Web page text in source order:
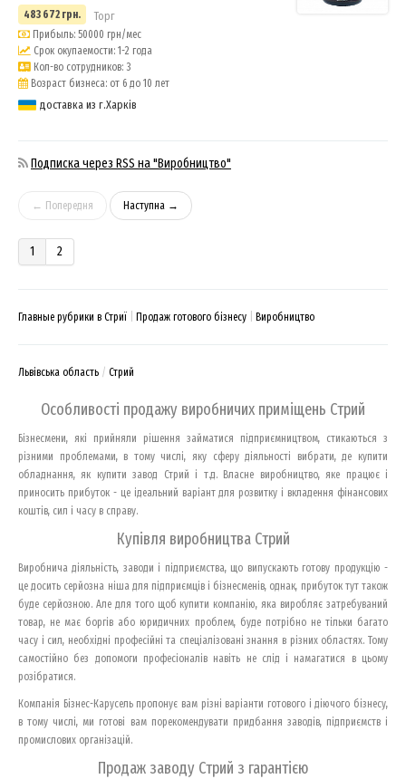
483 672 грн. Торг
Прибыль: 50000 грн/мес
Срок окупаемости: 1-2 года
Кол-во сотрудников: 3
Возраст бизнеса: от 6 до 10 лет
доставка из г.Харків
Подписка через RSS на "Виробництво"
← Попередня Наступна →
1 2
Главные рубрики в Стриї Продаж готового бізнесу Виробництво
Львівська область Стрий
Особливості продажу виробничих приміщень Стрий
Бізнесмени, які прийняли рішення займатися підприємництвом, стикаються з
різними проблемами, в тому числі, яку сферу діяльності вибрати, де купити
обладнання, як купити завод Стрий і т.д. Власне виробництво, яке працює і
приносить прибуток - це ідеальний варіант для розвитку і вкладення фінансових
коштів, сил і часу в справу.
Купівля виробництва Стрий
Виробнича діяльність, заводи і підприємства, що випускають готову продукцію -
це досить серйозна ніша для підприємців і бізнесменів, однак, прибуток тут також
буде серйозною. Але для того щоб купити компанію, яка виробляє затребуваний
товар, не має боргів або юридичних проблем, буде потрібно не тільки багато
часу і сил, необхідні професійні та спеціалізовані знання в різних областях. Тому
самостійно без допомоги професіоналів навіть не слід і намагатися в цьому
розібратися.
Компанія Бізнес-Карусель пропонує вам різні варіанти готового і діючого бізнесу,
в тому числі, ми готові вам порекомендувати придбання заводів, підприємств і
промислових організацій.
Продаж заводу Стрий з гарантією